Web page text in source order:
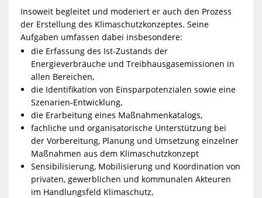
Rathausstraße 8
66901 Schönenberg-Kübelberg
AUFGABEN
Allgemeine Klimaschutzangelegenheiten
Klima- und Umweltschutz
FUNKTION
Klimaschutzmanager
Details
Insoweit begleitet und moderiert er auch den Prozess
der Erstellung des Klimaschutzkonzeptes. Seine
Aufgaben umfassen dabei insbesondere:
die Erfassung des Ist-Zustands der
Energieverbräuche und Treibhausgasemissionen in
allen Bereichen,
die Identifikation von Einsparpotenzialen sowie eine
Szenarien-Entwicklung,
die Erarbeitung eines Maßnahmenkatalogs,
fachliche und organisatorische Unterstützung bei
der Vorbereitung, Planung und Umsetzung einzelner
Maßnahmen aus dem Klimaschutzkonzept
Sensibilisierung, Mobilisierung und Koordination von
privaten, gewerblichen und kommunalen Akteuren
im Handlungsfeld Klimaschutz,